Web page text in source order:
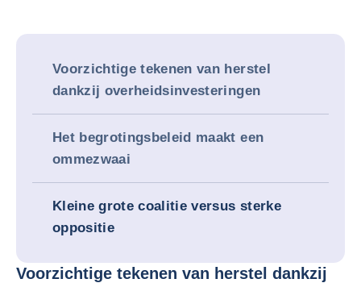
Voorzichtige tekenen van herstel
dankzij overheidsinvesteringen
Het begrotingsbeleid maakt een
ommezwaai
Kleine grote coalitie versus sterke
oppositie
Voorzichtige tekenen van herstel dankzij